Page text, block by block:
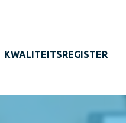
KWALITEITSREGISTER